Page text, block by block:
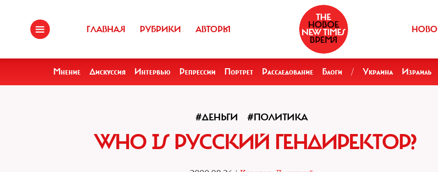
ГЛАВНАЯ РУБРИКИ АВТОРЫ
Мнение Дискуссия Интервью Репрессии Портрет Расследование Блоги / Украина Израиль
#ДЕНЬГИ #ПОЛИТИКА
WHO IS РУССКИЙ ГЕНДИРЕКТОР?